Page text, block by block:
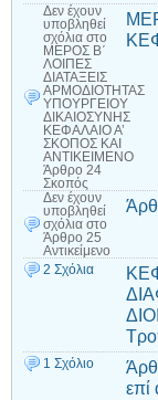
Δεν έχουν
υποβληθεί
σχόλια στο
ΜΕΡΟΣ Β΄
ΛΟΙΠΕΣ
ΔΙΑΤΑΞΕΙΣ
ΑΡΜΟΔΙΟΤΗΤΑΣ
ΥΠΟΥΡΓΕΙΟΥ
ΔΙΚΑΙΟΣΥΝΗΣ
ΚΕΦΑΛΑΙΟ Α’
ΣΚΟΠΟΣ ΚΑΙ
ΑΝΤΙΚΕΙΜΕΝΟ
Άρθρο 24
Σκοπός
Δεν έχουν
υποβληθεί
σχόλια στο
Άρθρο 25
Αντικείμενο
2 Σχόλια
1 Σχόλιο